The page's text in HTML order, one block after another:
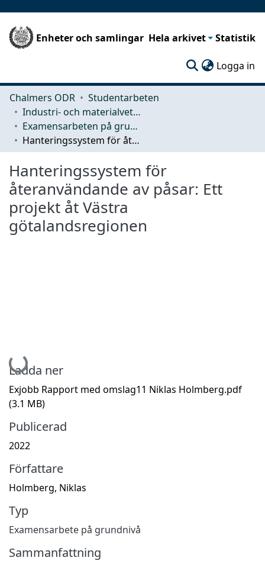
Enheter och samlingar Hela arkivet Statistik
Logga in
Chalmers ODR
Studentarbeten
Industri- och materialvetenskap (IMS)
Examensarbeten på grundnivå
Hanteringssystem för återanvändande av påsar: Ett projekt åt Västra götalandsregionen
Hanteringssystem för
återanvändande av påsar: Ett
projekt åt Västra
götalandsregionen
Hämtar...
Ladda ner
Exjobb Rapport med omslag11 Niklas Holmberg.pdf
(3.1 MB)
Publicerad
2022
Författare
Holmberg, Niklas
Typ
Examensarbete på grundnivå
Sammanfattning